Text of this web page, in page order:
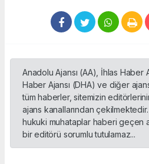
Anadolu Ajansı (AA), İhlas Haber
Haber Ajansı (DHA) ve diğer
tüm haberler, sitemizin
ajans kanallarından
hukuki muhataplar haberi geçen
bir editörü sorumlu tutulamaz...